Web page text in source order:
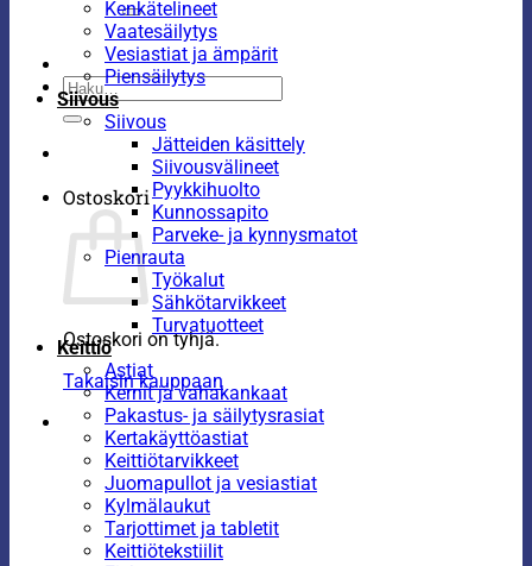
Etsi:
Ostoskori
Ostoskori on tyhjä.
Takaisin kauppaan
Kenkätelineet
Vaatesäilytys
Vesiastiat ja ämpärit
Piensäilytys
Siivous
Siivous
Jätteiden käsittely
Siivousvälineet
Pyykkihuolto
Kunnossapito
Parveke- ja kynnysmatot
Pienrauta
Työkalut
Sähkötarvikkeet
Turvatuotteet
Keittiö
Astiat
Kernit ja vahakankaat
Pakastus- ja säilytysrasiat
Kertakäyttöastiat
Keittiötarvikkeet
Juomapullot ja vesiastiat
Kylmälaukut
Tarjottimet ja tabletit
Keittiötekstiilit